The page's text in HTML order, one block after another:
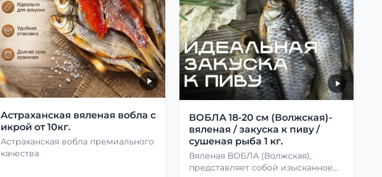
Астраханская вяленая вобла с
икрой от 10кг.
Астраханская вобла премиального
качества
ВОБЛА 18-20 см (Волжская)-
вяленая / закуска к пиву /
сушеная рыба 1 кг.
Вяленая ВОБЛА (Волжская),
представляет собой изысканное